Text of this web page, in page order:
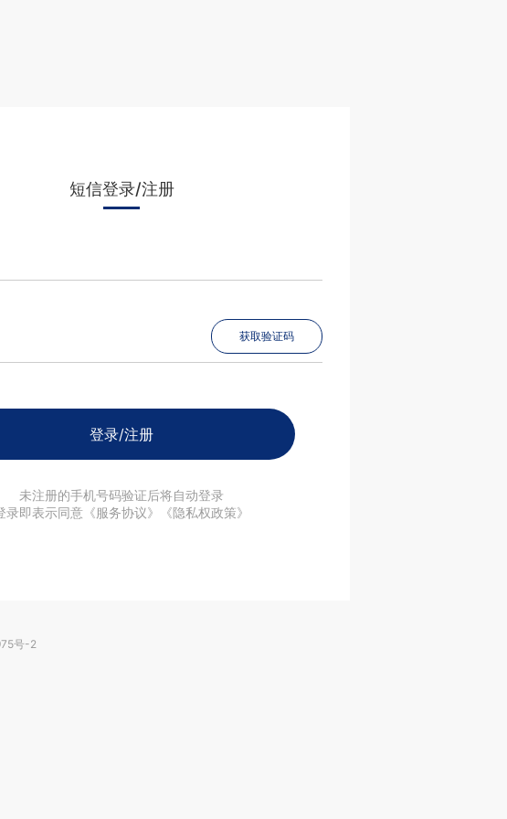
短信登录/注册
获取验证码
登录/注册
未注册的手机号码验证后将自动登录
录即表示同意《服务协议》《隐私权政策》
号-2